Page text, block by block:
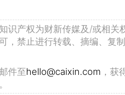
识产权为财新传媒及/或相关
，禁止进行转载、摘编、复
件至hello@caixin.com ，获